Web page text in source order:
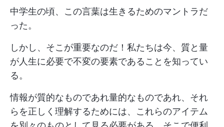
中学生の頃、この言葉は生きるためのマントラだ
った。
しかし、そこが重要なのだ！私たちは今、質と量
が人生に必要で不変の要素であることを知ってい
る。
情報が質的なものであれ量的なものであれ、それ
らを正しく理解するためには、これらのアイテム